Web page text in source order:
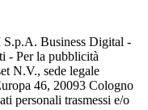
S.p.A. Business Digital -
- Per la pubblicità
N.V., sede legale
46, 20093 Cologno
personali trasmessi e/o